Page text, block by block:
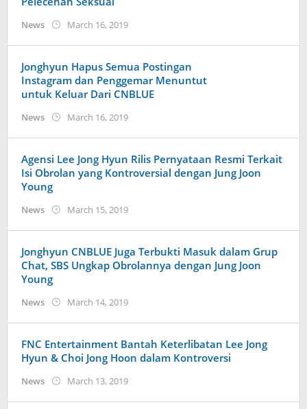
News March 16, 2019by
Jonghyun Hapus Semua Postingan
Instagram dan Penggemar Menuntut
untuk Keluar Dari CNBLUE
News March 16, 2019by
Agensi Lee Jong Hyun Rilis Pernyataan Resmi Terkait
Isi Obrolan yang Kontroversial dengan Jung Joon
Young
News March 15, 2019by
Jonghyun CNBLUE Juga Terbukti Masuk dalam Grup
Chat, SBS Ungkap Obrolannya dengan Jung Joon
Young
News March 14, 2019by
FNC Entertainment Bantah Keterlibatan Lee Jong
Hyun & Choi Jong Hoon dalam Kontroversi
News March 13, 2019by